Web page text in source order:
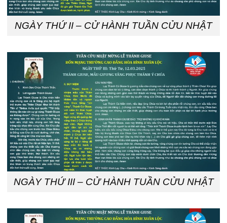
NGÀY THỨ II – CỬ HÀNH TUẦN CỬU NHẬT
NGÀY THỨ III – CỬ HÀNH TUẦN CỬU NHẬT